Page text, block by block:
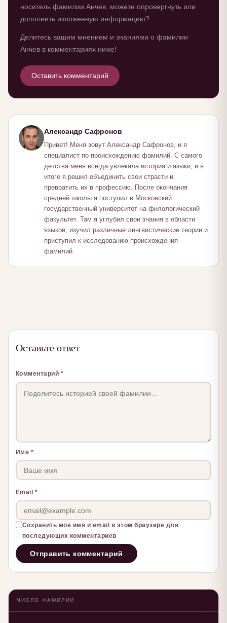
носитель фамилии Анчев, можете опровергнуть или
дополнить изложенную информацию?
Делитесь вашим мнением и знаниями о фамилии
Анчев в комментариях ниже!
Оставить комментарий
Александр Сафронов
Привет! Меня зовут Александр Сафронов, и я
специалист по происхождению фамилий. С самого
детства меня всегда увлекала история и языки, и в
итоге я решил объединить свои страсти и
превратить их в профессию. После окончания
средней школы я поступил в Московский
государственный университет на филологический
факультет. Там я углубил свои знания в области
языков, изучил различные лингвистические теории и
приступил к исследованию происхождения
фамилий.
Оставьте ответ
Комментарий *
Имя *
Email *
Сохранить моё имя и email в этом браузере для
последующих комментариев
ЧИСЛО ФАМИЛИИ